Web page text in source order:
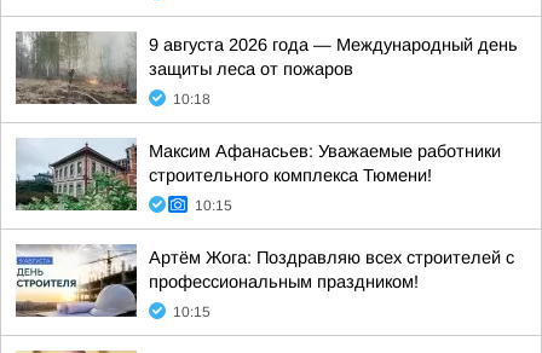
9 августа 2026 года — Международный день
защиты леса от пожаров
10:18
Максим Афанасьев: Уважаемые работники
строительного комплекса Тюмени!
10:15
Артём Жога: Поздравляю всех строителей с
профессиональным праздником!
10:15